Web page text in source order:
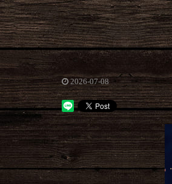
2026-07-08